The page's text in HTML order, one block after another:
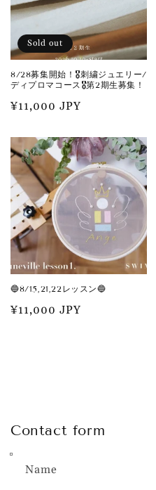
Sold out
8/28募集開始！🎖️刺繍ジュエリー/
ディプロマコース🎖️第2期生募集！
Regular
¥11,000 JPY
🔵8/15,21,22レッスン🔵
Regular
¥11,000 JPY
Contact form
Name